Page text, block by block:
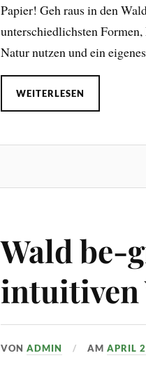
Papier! Geh raus in den
unterschiedlichsten
Natur nutzen und ein
WEITERLESEN
Wald be-
intuitiven
VONADMIN AMAPRIL